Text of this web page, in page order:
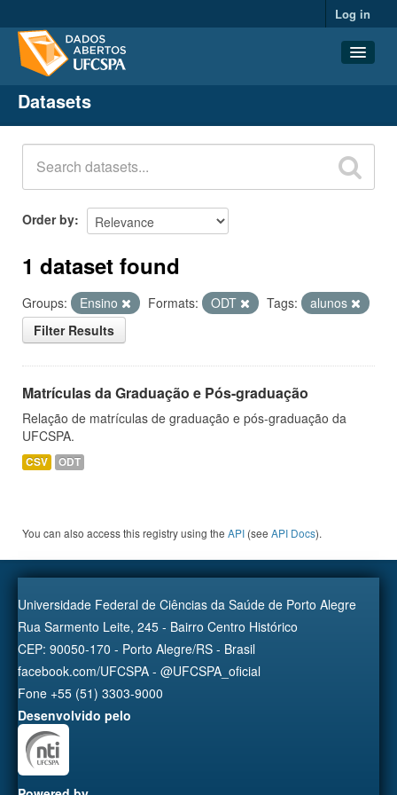
Log in
Datasets
Organizations
Groups
About
Datasets
Order by
1 dataset found
Groups: Ensino Formats: ODT Tags:
alunos
Filter Results
Matrículas da Graduação e Pós-graduação
Relação de matrículas de graduação e pós-graduação da
UFCSPA.
CSV ODT
You can also access this registry using the API (see API Docs).
Universidade Federal de Ciências da Saúde de Porto Alegre
Rua Sarmento Leite, 245 - Bairro Centro Histórico
CEP: 90050-170 - Porto Alegre/RS - Brasil
facebook.com/UFCSPA - @UFCSPA_oficial
Fone +55 (51) 3303-9000
Desenvolvido pelo